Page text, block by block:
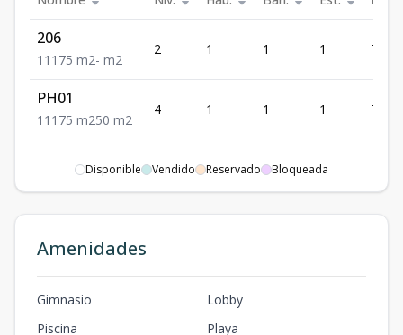
206
1 1 1 75 m2- m2
2 1 1 1 75
PH01
1 1 1 75 m250 m2
4 1 1 1 75
Disponible Vendido Reservado Bloqueada
Amenidades
Gimnasio
Lobby
Piscina
Playa